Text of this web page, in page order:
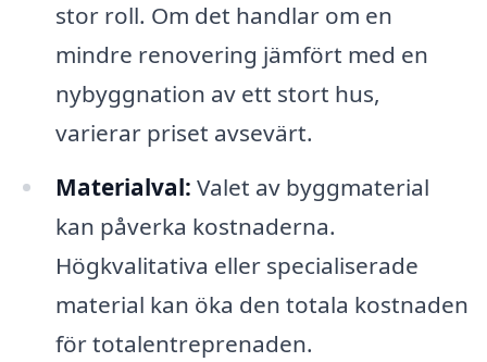
stor roll. Om det handlar om en
mindre renovering jämfört med en
nybyggnation av ett stort hus,
varierar priset avsevärt.
Materialval: Valet av byggmaterial
kan påverka kostnaderna.
Högkvalitativa eller specialiserade
material kan öka den totala kostnaden
för totalentreprenaden.